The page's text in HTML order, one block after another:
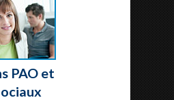
PAO et